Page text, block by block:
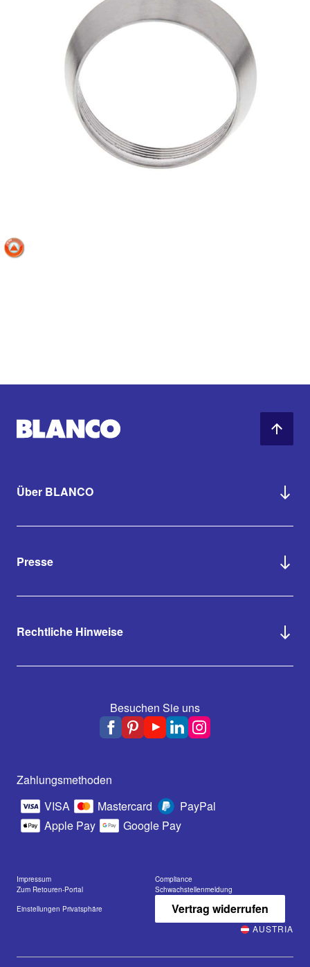
Über BLANCO
Presse
Rechtliche Hinweise
Besuchen Sie uns
Zahlungsmethoden
VISA
Mastercard
PayPal
Apple Pay
Google Pay
Impressum
Compliance
Zum Retouren-Portal
Schwachstellenmeldung
Einstellungen Privatsphäre
Vertrag widerrufen
AUSTRIA